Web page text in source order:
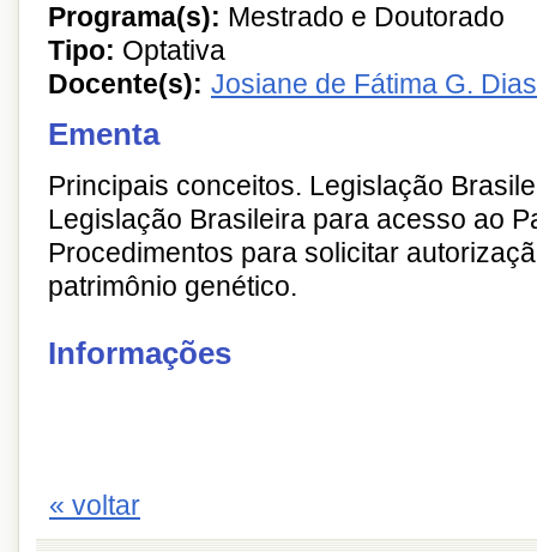
Programa(s): Mestrado e Doutorado
Tipo: Optativa
Docente(s): Josiane de Fátima G.
Ementa
Principais conceitos. Legislação
Legislação Brasileira para acesso ao
Procedimentos para solicitar
patrimônio genético.
Informações
« voltar